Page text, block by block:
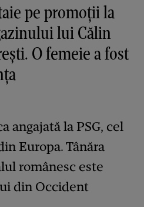
pe promoții la
lui Călin
O femeie a fost